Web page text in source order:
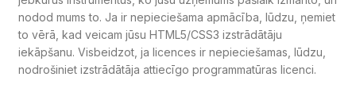
nodod mums to. Ja ir nepieciešama apmācība, lūdzu, ņemiet
to vērā, kad veicam jūsu HTML5/CSS3 izstrādātāju
iekāpšanu. Visbeidzot, ja licences ir nepieciešamas, lūdzu,
nodrošiniet izstrādātāja attiecīgo programmatūras licenci.